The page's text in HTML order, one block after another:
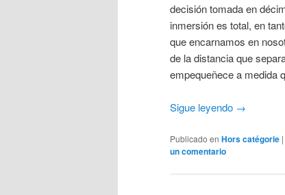
decisión tomada en
inmersión es total, en
que encarnamos en
de la distancia que
empequeñece a medida
Sigue leyendo →
Publicado en Hors catégorie |
un comentario